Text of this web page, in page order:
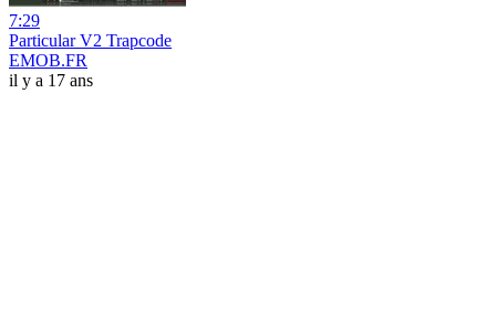
7:29
Particular V2 Trapcode
EMOB.FR
il y a 17 ans